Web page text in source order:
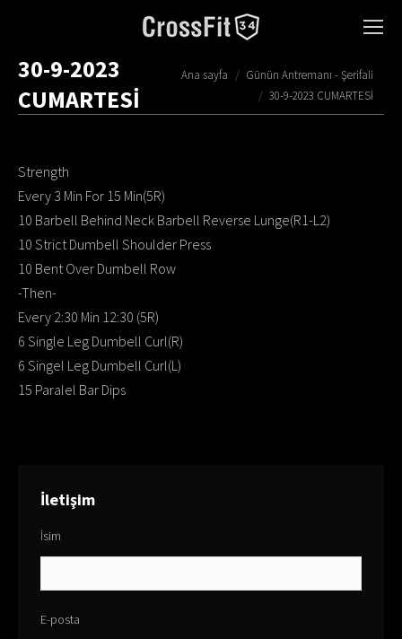
30-9-2023
CUMARTESİ
You are here:
Ana sayfa
Günün Antremanı - Şerifali
30-9-2023 CUMARTESİ
Strength
Every 3 Min For 15 Min(5R)
10 Barbell Behind Neck Barbell Reverse Lunge(R1-L2)
10 Strict Dumbell Shoulder Press
10 Bent Over Dumbell Row
-Then-
Every 2:30 Min 12:30 (5R)
6 Single Leg Dumbell Curl(R)
6 Singel Leg Dumbell Curl(L)
15 Paralel Bar Dips
İletişim
İsim
E-posta